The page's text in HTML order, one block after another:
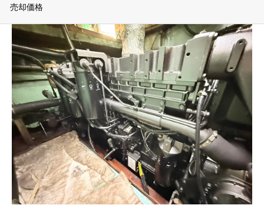
売却価格